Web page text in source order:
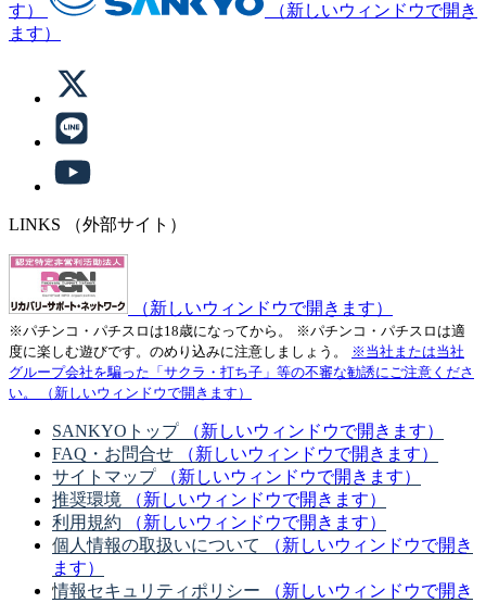
す）
（新しいウィンドウで開き
ます）
LINKS （外部サイト）
（新しいウィンドウで開きます）
※パチンコ・パチスロは18歳になってから。
※パチンコ・パチスロは適
度に楽しむ遊びです。のめり込みに注意しましょう。
※当社または当社
グループ会社を騙った「サクラ・打ち子」等の不審な勧誘にご注意くださ
い。
（新しいウィンドウで開きます）
SANKYOトップ
（新しいウィンドウで開きます）
FAQ・お問合せ
（新しいウィンドウで開きます）
サイトマップ
（新しいウィンドウで開きます）
推奨環境
（新しいウィンドウで開きます）
利用規約
（新しいウィンドウで開きます）
個人情報の取扱いについて
（新しいウィンドウで開き
ます）
情報セキュリティポリシー
（新しいウィンドウで開き